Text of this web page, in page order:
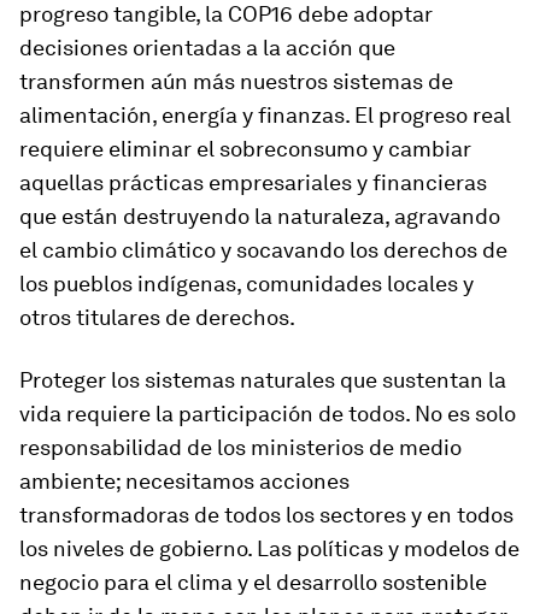
progreso tangible, la COP16 debe adoptar
decisiones orientadas a la acción que
transformen aún más nuestros sistemas de
alimentación, energía y finanzas. El progreso real
requiere eliminar el sobreconsumo y cambiar
aquellas prácticas empresariales y financieras
que están destruyendo la naturaleza, agravando
el cambio climático y socavando los derechos de
los pueblos indígenas, comunidades locales y
otros titulares de derechos.
Proteger los sistemas naturales que sustentan la
vida requiere la participación de todos. No es solo
responsabilidad de los ministerios de medio
ambiente; necesitamos acciones
transformadoras de todos los sectores y en todos
los niveles de gobierno. Las políticas y modelos de
negocio para el clima y el desarrollo sostenible